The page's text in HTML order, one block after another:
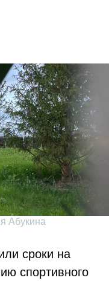
Абукина
сроки на
спортивного